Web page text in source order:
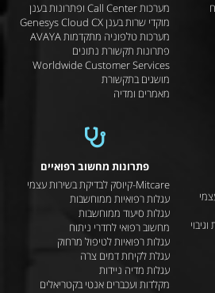
מערכות Call Center ופתרונות בענן
מוקדי שרות בענן Genesys Cloud CX
מערכות טלפוניה מתקדמות AVAYA
פתרונות תקשורת נתונים
Worldwide Customer Services
מושגים בתקשורת
מאמרים ומדיה
פתרונות מחשוב רפואיים
Mitcare-קיוסק לבדיקת בשירות עצמי
עגלות רפואיות ממוחשבות
עגלות סיעוד ממוחשבות
מחשוב רפואי לחדרי ניתוח
עגלות רפואיות לטיפול מרחוק
עגלת לקיחת דמים צרה
עגלות מדיה ניידות
מקלדות ועכברים אנטי בקטריאלים